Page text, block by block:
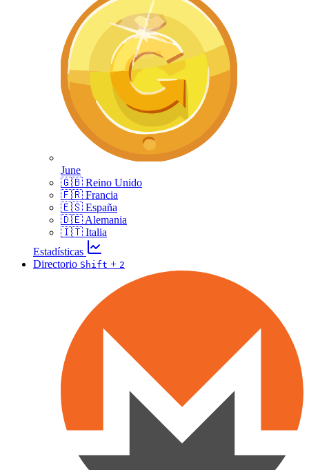
June
🇬🇧 Reino Unido
🇫🇷 Francia
🇪🇸 España
🇩🇪 Alemania
🇮🇹 Italia
Estadísticas
Directorio Shift + 2